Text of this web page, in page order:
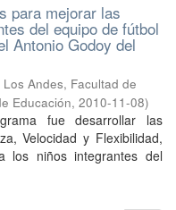
para mejorar las
del equipo de fútbol
Antonio Godoy del
Andes, Facultad de
Educación, 2010-11-08)
fue desarrollar las
Velocidad y Flexibilidad,
los niños integrantes del